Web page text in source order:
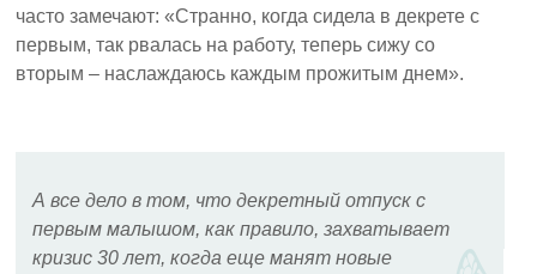
часто замечают: «Странно, когда сидела в декрете с
первым, так рвалась на работу, теперь сижу со
вторым – наслаждаюсь каждым прожитым днем».
А все дело в том, что декретный отпуск с
первым малышом, как правило, захватывает
кризис 30 лет, когда еще манят новые